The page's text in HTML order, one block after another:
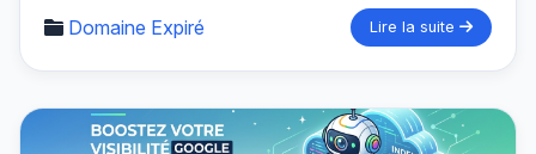
Domaine Expiré Lire la suite